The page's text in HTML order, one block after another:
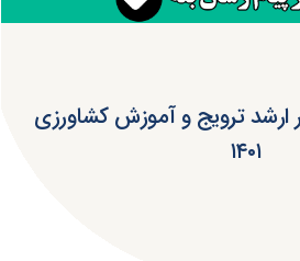
ارشد ترویج و آموزش کشاورزی
۱۴۰۱